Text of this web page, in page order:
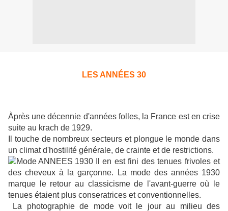
LES ANNÉES 30
Àprès une décennie d'années folles, la France est en crise
suite au krach de 1929.
Il touche de nombreux secteurs et plongue le monde dans
un climat d'hostilité générale, de crainte et de restrictions.
Il en est fini des tenues frivoles et
des cheveux à la garçonne. La mode des années 1930
marque le retour au classicisme de l'avant-guerre où le
tenues étaient plus conseratrices et conventionnelles.
La photographie de mode voit le jour au milieu des